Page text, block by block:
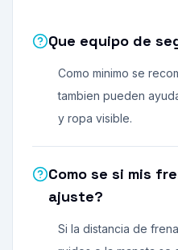
Que equipo de
Como minimo se
tambien pueden
y ropa visible.
Como se si mis
ajuste?
Si la distancia de